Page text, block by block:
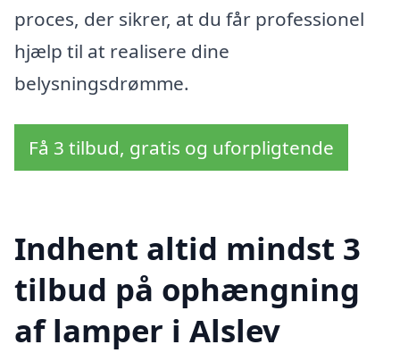
proces, der sikrer, at du får professionel
hjælp til at realisere dine
belysningsdrømme.
Få 3 tilbud, gratis og uforpligtende
Indhent altid mindst 3
tilbud på ophængning
af lamper i Alslev